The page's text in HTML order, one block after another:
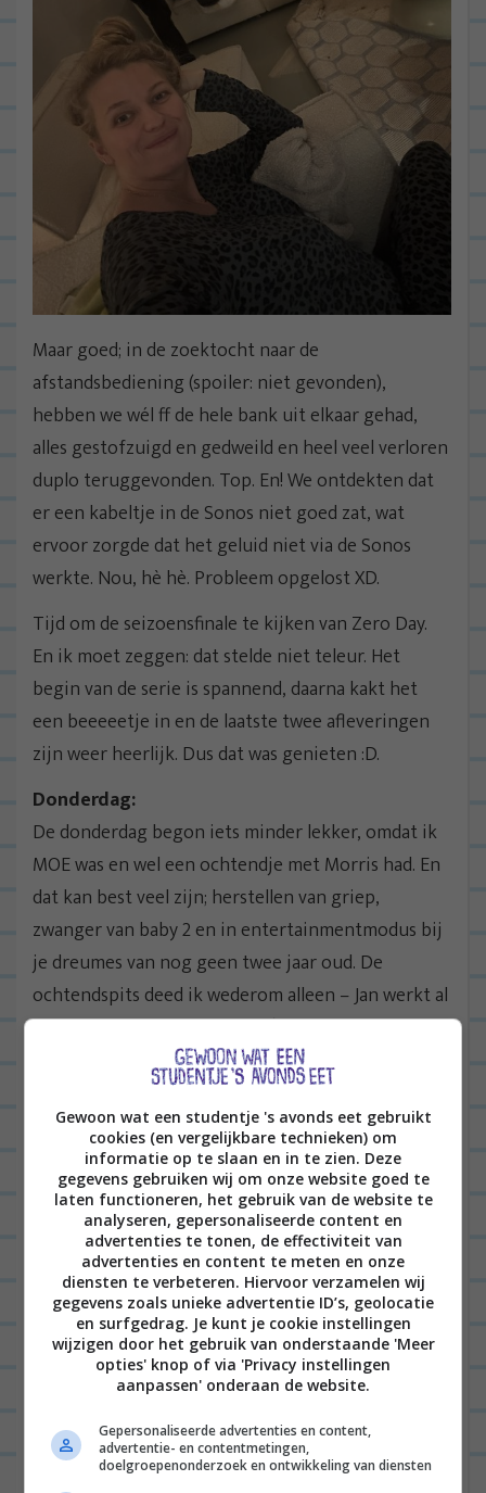
Maar goed; in de zoektocht naar de
afstandsbediening (spoiler: niet gevonden),
hebben we wél ff de hele bank uit elkaar gehad,
alles gestofzuigd en gedweild en heel veel verloren
duplo teruggevonden. Top. En! We ontdekten dat
er een kabeltje in de Sonos niet goed zat, wat
ervoor zorgde dat het geluid niet via de Sonos
werkte. Nou, hè hè. Probleem opgelost XD.
Tijd om de seizoensfinale te kijken van Zero Day.
En ik moet zeggen: dat stelde niet teleur. Het
begin van de serie is spannend, daarna kakt het
een beeeeetje in en de laatste twee afleveringen
zijn weer heerlijk. Dus dat was genieten :D.
Donderdag:
De donderdag begon iets minder lekker, omdat ik
MOE was en wel een ochtendje met Morris had. En
dat kan best veel zijn; herstellen van griep,
zwanger van baby 2 en in entertainmentmodus bij
je dreumes van nog geen twee jaar oud. De
ochtendspits deed ik wederom alleen – Jan werkt al
dagen 12 uur op een dag, van ‘s ochtends vroeg tot
‘s avonds laat (zeg maar; na die season finale gaat
hij nog aan het werk), en vanochtend had ik ook
nog een beetje haast want het was tijd voor een
koffiedate met vriendinnen Dido (en baby Wallis)
en Coco (en peuter Paco).
We streken neer bij Café Lief, wat erg in de buurt
zit van waar we alledrie wonen. En dat was top. Vet
gezellig met z’n drie en de kids vermaakten zich
uitstekend <3.
Gewoon wat een studentje 's avonds eet gebruikt
cookies (en vergelijkbare technieken) om
informatie op te slaan en in te zien. Deze
gegevens gebruiken wij om onze website goed te
laten functioneren, het gebruik van de website te
analyseren, gepersonaliseerde content en
advertenties te tonen, de effectiviteit van
advertenties en content te meten en onze
diensten te verbeteren. Hiervoor verzamelen wij
gegevens zoals unieke advertentie ID’s, geolocatie
en surfgedrag. Je kunt je cookie instellingen
wijzigen door het gebruik van onderstaande 'Meer
opties' knop of via 'Privacy instellingen
aanpassen' onderaan de website.
Gepersonaliseerde advertenties en content,
advertentie- en contentmetingen,
doelgroepenonderzoek en ontwikkeling van diensten